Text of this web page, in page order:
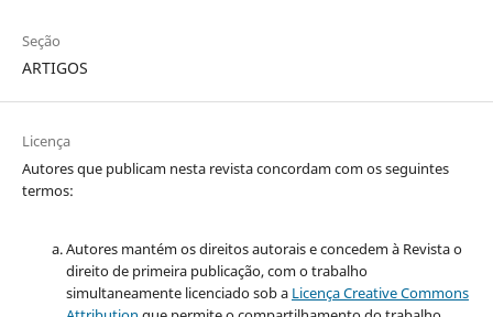
Seção
ARTIGOS
Licença
Autores que publicam nesta revista concordam com os seguintes
termos:
Autores mantém os direitos autorais e concedem à Revista o
direito de primeira publicação, com o trabalho
simultaneamente licenciado sob a Licença Creative Commons